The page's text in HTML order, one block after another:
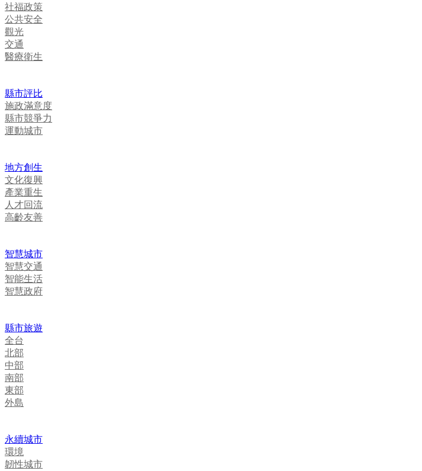
社福政策
公共安全
觀光
交通
醫療衛生
縣市評比
施政滿意度
縣市競爭力
運動城市
地方創生
文化復興
產業重生
人才回流
高齡友善
智慧城市
智慧交通
智能生活
智慧政府
縣市旅遊
全台
北部
中部
南部
東部
外島
永續城市
環境
韌性城市